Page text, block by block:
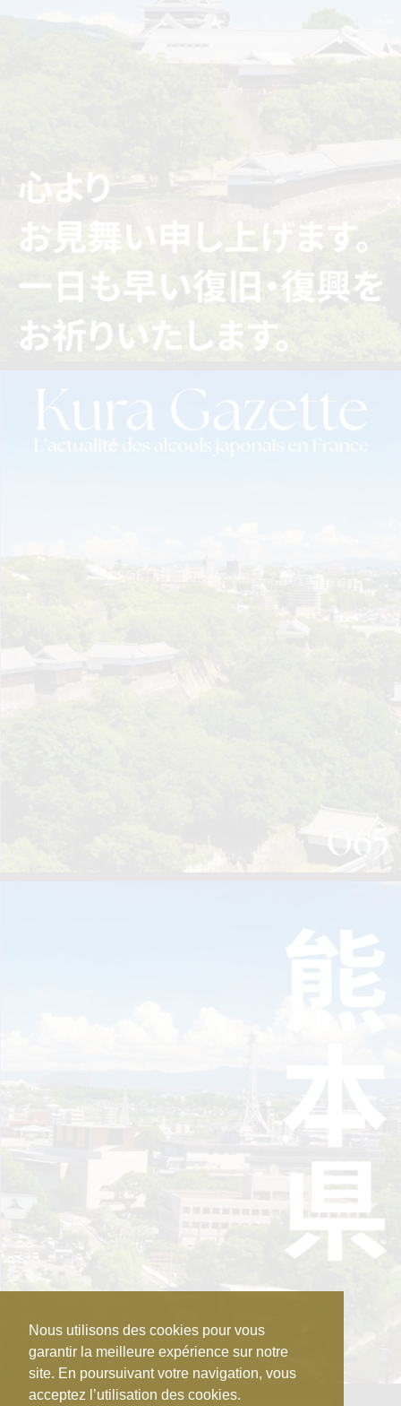
Nous utilisons des cookies pour vous
garantir la meilleure expérience sur notre
site. En poursuivant votre navigation, vous
acceptez l’utilisation des cookies.